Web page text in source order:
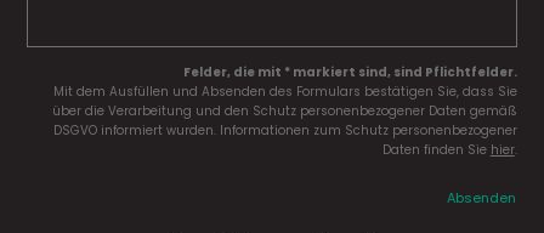
Felder, die mit * markiert sind, sind Pflichtfelder.
Mit dem Ausfüllen und Absenden des Formulars bestätigen Sie, dass Sie
über die Verarbeitung und den Schutz personenbezogener Daten gemäß
DSGVO informiert wurden. Informationen zum Schutz personenbezogener
Daten finden Sie hier.
Absenden